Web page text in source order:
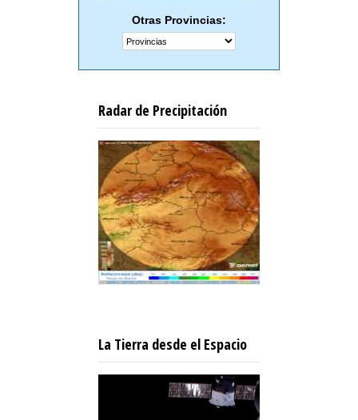
Otras Provincias:
Radar de Precipitación
La Tierra desde el Espacio